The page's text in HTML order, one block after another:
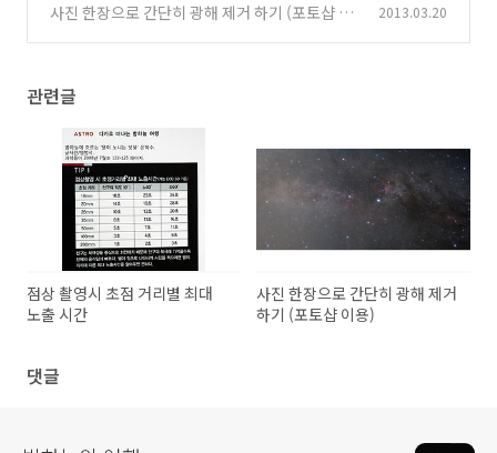
사진 한장으로 간단히 광해 제거 하기 (포토샵 이
2013.03.20
관련글
점상 촬영시 초점 거리별 최대
노출 시간
사진 한장으로 간단히 광해 제거
하기 (포토샵 이용)
댓글